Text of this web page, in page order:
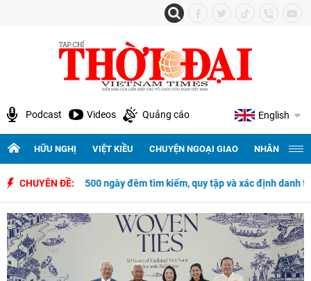
Podcast Videos Quảng cáo English
HỮU NGHỊ VIỆT KIỀU CHUYỆN NGOẠI GIAO NHÂN
CHUYÊN ĐỀ:
đêm tìm kiếm, quy tập và xác định danh tính hài cốt liệt sĩ Đại